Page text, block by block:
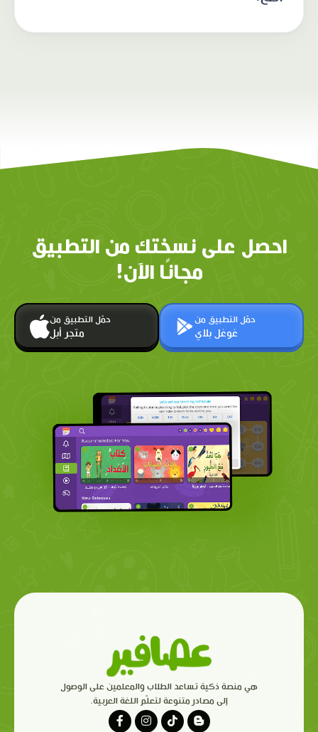
احصل على نسختك من التطبيق
مجانًا الآن!
حمّل التطبيق من
متجر أبل
حمّل التطبيق من
غوغل بلاي
هي منصة ذكية تساعد الطلاب والمعلمين على الوصول
إلى مصادر متنوعة لتعلّم اللغة العربية.